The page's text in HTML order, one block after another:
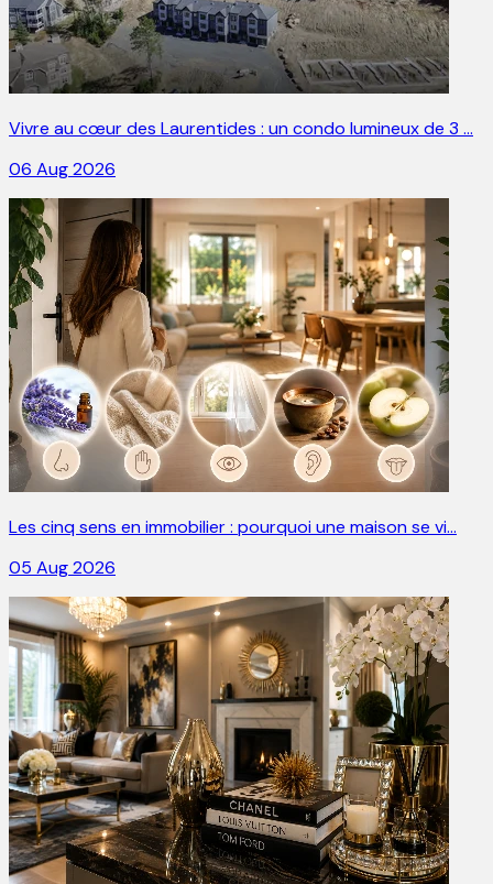
Vivre au cœur des Laurentides : un condo lumineux de 3 …
06 Aug 2026
Les cinq sens en immobilier : pourquoi une maison se vi…
05 Aug 2026